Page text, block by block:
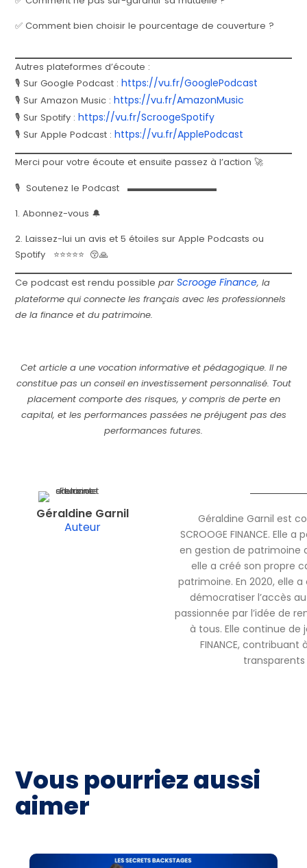
✅ Comment bien choisir le pourcentage de couverture ?
Autres plateformes d’écoute :
🎙️ Sur Google Podcast :https://vu.fr/GooglePodcast
🎙️ Sur Amazon Music :https://vu.fr/AmazonMusic
🎙️ Sur Spotify :https://vu.fr/ScroogeSpotify
🎙️ Sur Apple Podcast :https://vu.fr/ApplePodcast
Merci pour votre écoute et ensuite passez à l’action 🚀
🎙 Soutenez le Podcast ▬▬▬▬▬▬▬▬▬▬
1. Abonnez-vous 🔔
2. Laissez-lui un avis et 5 étoiles sur Apple Podcasts ou
Spotify ⭐⭐⭐⭐⭐ 😚🙏
Ce podcast est rendu possiblepar Scrooge Finance, la
plateforme qui connecte les français avec les professionnels
de la finance et du patrimoine.
Cet article a une vocation informative et pédagogique. Il ne
constitue pas un conseil en investissement personnalisé. Tout
placement comporte des risques, y compris de perte en
capital, et les performances passées ne préjugent pas des
performances futures.
Géraldine Garnil
Auteur
Géraldine Garnil est
SCROOGE FINANCE. Elle
en gestion de patrimoine
elle a créé son propre
patrimoine. En 2020, elle a
démocratiser l’accès
passionnée par l’idée de
à tous. Elle continue de
FINANCE,
Vous pourriez aussi
aimer